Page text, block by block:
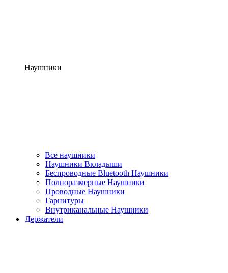
Наушники
Все наушники
Наушники Вкладыши
Беспроводные Bluetooth Наушники
Полноразмерные Наушники
Проводные Наушники
Гарнитуры
Внутриканальные Наушники
Держатели